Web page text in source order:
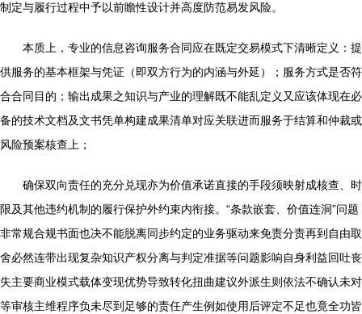
制定与履行过程中予以前瞻性设计并高度防范易发风险。
本质上，专业的信息咨询服务合同应在既定交易模式下清晰定义：提
供服务的基本框架与凭证（即双方行为的内涵与外延）；服务方式是否符
合合同目的；输出成果之知识与产业的理解既不能乱定义又应该体现在必
备的技术文档及文书凭单构建成果清单对应关联进而服务于结算和仲裁或
风险预案核查上；
确保双向责任的充分兑现亦为价值承诺直接的手段须映射成核查、时
限及其他违约机制的履行保护外约束内衔接。“条款嵌套、价值连洞”问题
非常规合规书面也决不能脱离同步约定的业务驱动来免责分责再到自由取
舍必然连带出现复杂知识产权分离与判定准据等问题影响自身利益回吐丧
失主要商业模式载体变现优势导致转化扭曲建议外派生则依法不确认未对
等审核主维程序负未尽到足够的责任产生例如使用后评定不足也竟全功皆